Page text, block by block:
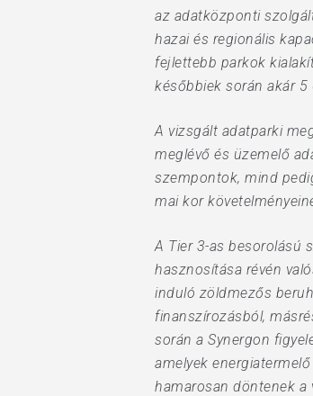
az adatközponti
hazai és regionális
fejlettebb parkok
későbbiek során akár
A vizsgált adatparki
meglévő és üzemelő
szempontok, mind
mai kor
A Tier 3-as besorolású
hasznosítása révén
induló zöldmezős
finanszírozásból,
során a Synergon
amelyek
hamarosan döntenek a